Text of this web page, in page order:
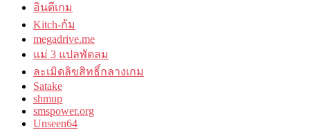
อินดีเกม
Kitch-ก้ม
megadrive.me
แม่ 3 แปลพัดลม
ละเมิดลิขสิทธิ์กลางเกม
Satake
shmup
smspower.org
Unseen64